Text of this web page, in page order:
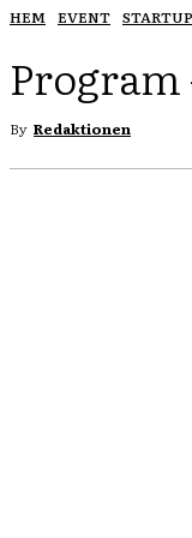
HEM EVENT
By Redaktionen